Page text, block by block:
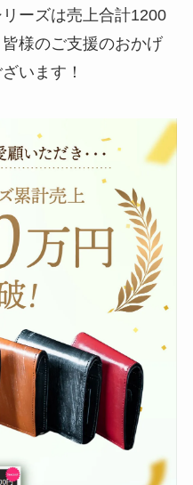
ーズは売上合計1200
様のご支援のおかげ
います！